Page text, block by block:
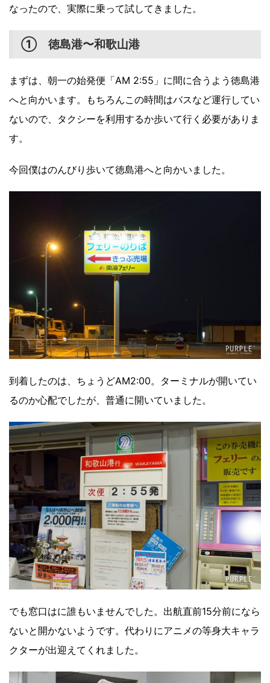
なったので、実際に乗って試してきました。
① 徳島港〜和歌山港
まずは、朝一の始発便「AM 2:55」に間に合うよう徳島港
へと向かいます。もちろんこの時間はバスなど運行してい
ないので、タクシーを利用するか歩いて行く必要がありま
す。
今回僕はのんびり歩いて徳島港へと向かいました。
到着したのは、ちょうどAM2:00。ターミナルが開いてい
るのか心配でしたが、普通に開いていました。
でも窓口はに誰もいませんでした。出航直前15分前になら
ないと開かないようです。代わりにアニメの等身大キャラ
クターが出迎えてくれました。